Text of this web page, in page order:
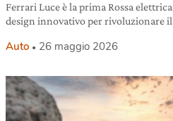
Ferrari Luce è la prima Rossa
design innovativo per rivoluzionare
Auto 26 maggio 2026